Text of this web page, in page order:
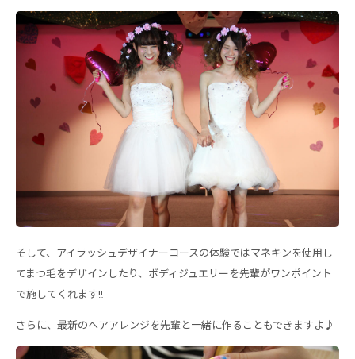
そして、アイラッシュデザイナーコースの体験ではマネキンを使用し
てまつ毛をデザインしたり、ボディジュエリーを先輩がワンポイント
で施してくれます‼
さらに、最新のヘアアレンジを先輩と一緒に作ることもできますよ♪